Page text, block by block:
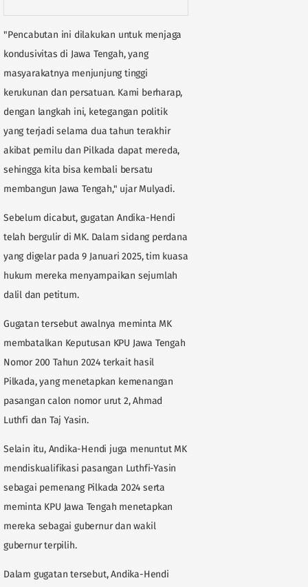
"Pencabutan ini dilakukan untuk menjaga
kondusivitas di Jawa Tengah, yang
masyarakatnya menjunjung tinggi
kerukunan dan persatuan. Kami berharap,
dengan langkah ini, ketegangan politik
yang terjadi selama dua tahun terakhir
akibat pemilu dan Pilkada dapat mereda,
sehingga kita bisa kembali bersatu
membangun Jawa Tengah," ujar Mulyadi.
Sebelum dicabut, gugatan Andika-Hendi
telah bergulir di MK. Dalam sidang perdana
yang digelar pada 9 Januari 2025, tim kuasa
hukum mereka menyampaikan sejumlah
dalil dan petitum.
Gugatan tersebut awalnya meminta MK
membatalkan Keputusan KPU Jawa Tengah
Nomor 200 Tahun 2024 terkait hasil
Pilkada, yang menetapkan kemenangan
pasangan calon nomor urut 2, Ahmad
Luthfi dan Taj Yasin.
Selain itu, Andika-Hendi juga menuntut MK
mendiskualifikasi pasangan Luthfi-Yasin
sebagai pemenang Pilkada 2024 serta
meminta KPU Jawa Tengah menetapkan
mereka sebagai gubernur dan wakil
gubernur terpilih.
Dalam gugatan tersebut, Andika-Hendi